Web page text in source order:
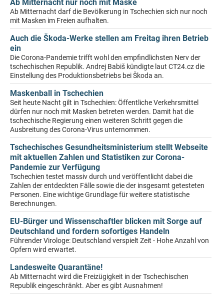
Ab Mitternacht nur noch mit Maske
Ab Mitternacht darf die Bevölkerung in Tschechien sich nur noch
mit Masken im Freien aufhalten.
Auch die Škoda-Werke stellen am Freitag ihren Betrieb
ein
Die Corona-Pandemie trifft wohl den empfindlichsten Nerv der
tschechischen Republik. Andrej Babiš kündigte laut CT24.cz die
Einstellung des Produktionsbetriebs bei Škoda an.
Maskenball in Tschechien
Seit heute Nacht gilt in Tschechien: Öffentliche Verkehrsmittel
dürfen nur noch mit Masken betreten werden. Damit hat die
tschechische Regierung einen weiteren Schritt gegen die
Ausbreitung des Corona-Virus unternommen.
Tschechisches Gesundheitsministerium stellt Webseite
mit aktuellen Zahlen und Statistiken zur Corona-
Pandemie zur Verfügung
Tschechien testet massiv durch und veröffentlicht dabei die
Zahlen der entdeckten Fälle sowie die der insgesamt getesteten
Personen. Eine wichtige Grundlage für weitere statistische
Berechnungen.
EU-Bürger und Wissenschaftler blicken mit Sorge auf
Deutschland und fordern sofortiges Handeln
Führender Virologe: Deutschland verspielt Zeit - Hohe Anzahl von
Opfern wird erwartet.
Landesweite Quarantäne!
Ab Mitternacht wird die Freizügigkeit in der Tschechischen
Republik eingeschränkt. Aber es gibt Ausnahmen!